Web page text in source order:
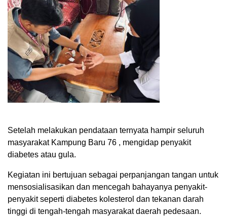
Setelah melakukan pendataan ternyata hampir seluruh
masyarakat Kampung Baru 76 , mengidap penyakit
diabetes atau gula.
Kegiatan ini bertujuan sebagai perpanjangan tangan untuk
mensosialisasikan dan mencegah bahayanya penyakit-
penyakit seperti diabetes kolesterol dan tekanan darah
tinggi di tengah-tengah masyarakat daerah pedesaan.